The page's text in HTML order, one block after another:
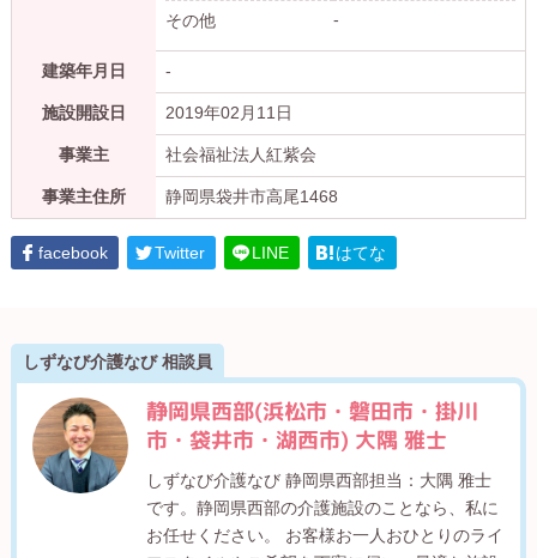
その他 -
建築年月日 -
施設開設日 2019年02月11日
事業主 社会福祉法人紅紫会
事業主住所 静岡県袋井市高尾1468
facebook Twitter LINE はてな
しずなび介護なび 相談員
静岡県西部(浜松市・磐田市・掛川
市・袋井市・湖西市) 大隅 雅士
しずなび介護なび 静岡県西部担当：大隅 雅士
です。静岡県西部の介護施設のことなら、私に
お任せください。 お客様お一人おひとりのライ